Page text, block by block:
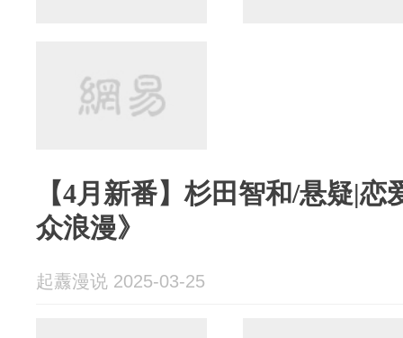
【4月新番】杉田智和/悬疑|
众浪漫》
起纛漫说 2025-03-25